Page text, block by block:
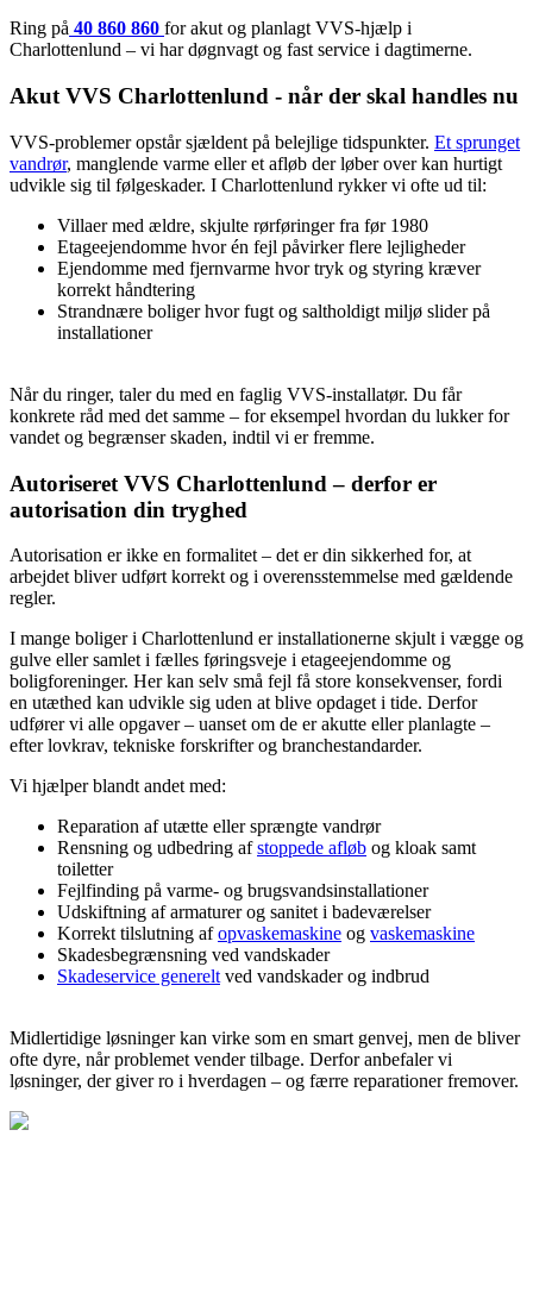
Ring på 40 860 860 for akut og planlagt VVS-hjælp i
Charlottenlund – vi har døgnvagt og fast service i dagtimerne.
Akut VVS Charlottenlund - når der skal handles nu
VVS-problemer opstår sjældent på belejlige tidspunkter. Et sprunget
vandrør, manglende varme eller et afløb der løber over kan hurtigt
udvikle sig til følgeskader. I Charlottenlund rykker vi ofte ud til:
Villaer med ældre, skjulte rørføringer fra før 1980
Etageejendomme hvor én fejl påvirker flere lejligheder
Ejendomme med fjernvarme hvor tryk og styring kræver
korrekt håndtering
Strandnære boliger hvor fugt og saltholdigt miljø slider på
installationer
Når du ringer, taler du med en faglig VVS-installatør. Du får
konkrete råd med det samme – for eksempel hvordan du lukker for
vandet og begrænser skaden, indtil vi er fremme.
Autoriseret VVS Charlottenlund – derfor er
autorisation din tryghed
Autorisation er ikke en formalitet – det er din sikkerhed for, at
arbejdet bliver udført korrekt og i overensstemmelse med gældende
regler.
I mange boliger i Charlottenlund er installationerne skjult i vægge og
gulve eller samlet i fælles føringsveje i etageejendomme og
boligforeninger. Her kan selv små fejl få store konsekvenser, fordi
en utæthed kan udvikle sig uden at blive opdaget i tide. Derfor
udfører vi alle opgaver – uanset om de er akutte eller planlagte –
efter lovkrav, tekniske forskrifter og branchestandarder.
Vi hjælper blandt andet med:
Reparation af utætte eller sprængte vandrør
Rensning og udbedring afstoppede afløb og kloak samt
toiletter
Fejlfinding på varme- og brugsvandsinstallationer
Udskiftning af armaturer og sanitet i badeværelser
Korrekt tilslutning afopvaskemaskine og vaskemaskine
Skadesbegrænsning ved vandskader
Skadeservice generelt ved vandskader og indbrud
Midlertidige løsninger kan virke som en smart genvej, men de bliver
ofte dyre, når problemet vender tilbage. Derfor anbefaler vi
løsninger, der giver ro i hverdagen – og færre reparationer fremover.